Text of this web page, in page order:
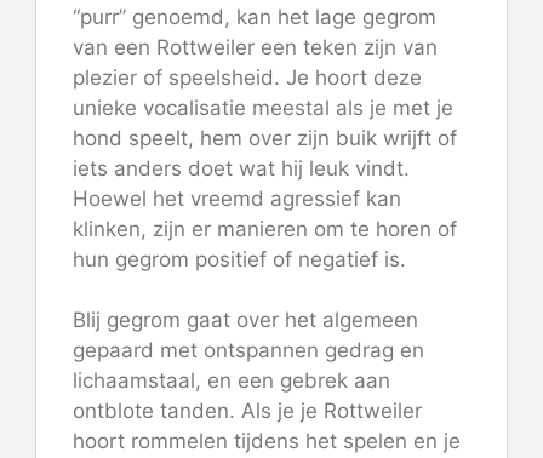
“purr” genoemd, kan het lage gegrom
van een Rottweiler een teken zijn van
plezier of speelsheid. Je hoort deze
unieke vocalisatie meestal als je met je
hond speelt, hem over zijn buik wrijft of
iets anders doet wat hij leuk vindt.
Hoewel het vreemd agressief kan
klinken, zijn er manieren om te horen of
hun gegrom positief of negatief is.
Blij gegrom gaat over het algemeen
gepaard met ontspannen gedrag en
lichaamstaal, en een gebrek aan
ontblote tanden. Als je je Rottweiler
hoort rommelen tijdens het spelen en je